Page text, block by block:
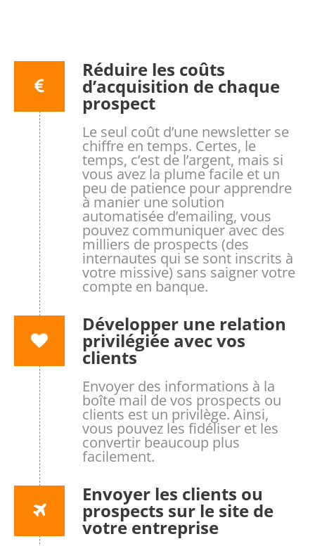
Réduire les coûts
d’acquisition de chaque
prospect
Le seul coût d’une newsletter se
chiffre en temps. Certes, le
temps, c’est de l’argent, mais si
vous avez la plume facile et un
peu de patience pour apprendre
à manier une solution
automatisée d’emailing, vous
pouvez communiquer avec des
milliers de prospects (des
internautes qui se sont inscrits à
votre missive) sans saigner votre
compte en banque.
Développer une relation
privilégiée avec vos
clients
Envoyer des informations à la
boîte mail de vos prospects ou
clients est un privilège. Ainsi,
vous pouvez les fidéliser et les
convertir beaucoup plus
facilement.
Envoyer les clients ou
prospects sur le site de
votre entreprise